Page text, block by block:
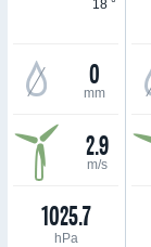
18 °
0
mm
2.9
m/s
1025.7
hPa